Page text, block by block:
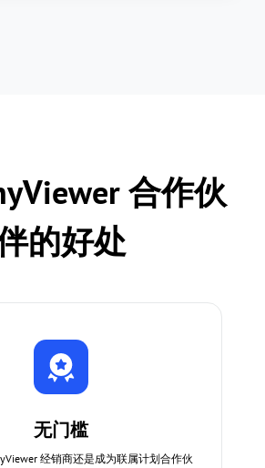
合作伙
的好处
无门槛
经销商还是成为联属计划合作伙